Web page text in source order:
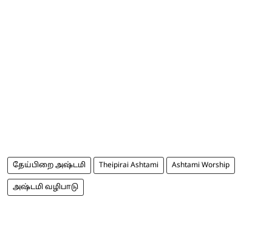
தேய்பிறை அஷ்டமி Theipirai Ashtami Ashtami Worship
அஷ்டமி வழிபாடு